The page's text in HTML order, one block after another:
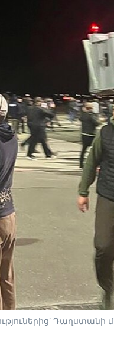
Դաղստանի